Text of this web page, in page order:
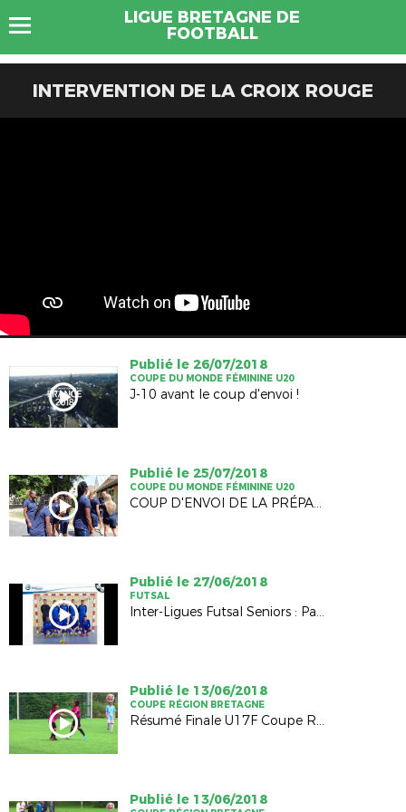
LIGUE BRETAGNE DE
FOOTBALL
INTERVENTION DE LA CROIX ROUGE
Publié le 26/07/2018
COUPE DU MONDE FÉMININE U20
J-10 avant le coup d'envoi !
Publié le 25/07/2018
COUPE DU MONDE FÉMININE U20
COUP D'ENVOI DE LA PRÉPARATION AU MONDIAL
Publié le 27/06/2018
FUTSAL
Inter-Ligues Futsal Seniors : Pays de la Loire / Bretagne (2-4)
Publié le 13/06/2018
COUPE RÉGION BRETAGNE
Résumé Finale U17F Coupe Région Bretagne 2018
Publié le 13/06/2018